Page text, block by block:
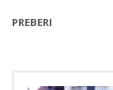
PREBERI